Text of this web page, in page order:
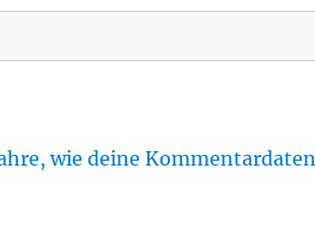
wie deine Kommentardaten